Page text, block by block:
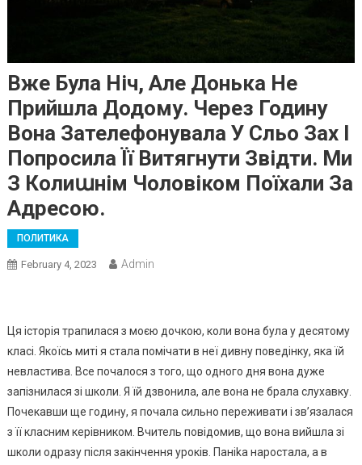
Вже Була Ніч, Але Донька Не
Прийшла Додому. Через Годину
Вона Зателефонувала У Сльо Зах І
Попросила Її Витягнути Звідти. Ми
З Колиաнім Чоловіком Поїхали За
Адресою.
ПОЛИТИКА
February 4, 2023 Admin
Ця історія трапилася з моєю дочкою, коли вона була у десятому
класі. Якоїсь миті я стала помічати в неї дивну поведінку, яка їй
невластива. Все почалося з того, що одного дня вона дуже
запізнилася зі школи. Я їй дзвонила, але вона не брала слухавку.
Почекавши ще годину, я почала сильно переживати і зв’язалася
з її класним керівником. Вчитель повідомив, що вона вийшла зі
школи одразу після закінчення уроків. Паніkа наростала, а в